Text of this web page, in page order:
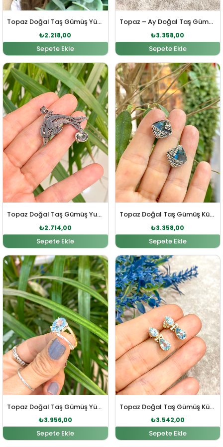
Topaz Doğal Taş Gümüş Yüzük
₺2.218,00
Sepete Ekle
Topaz – Ay Doğal Taş Gümüş Kolye Ucu
₺3.358,00
Sepete Ekle
Topaz Doğal Taş Gümüş Yunus Kolye
Orijinal fiyat: ₺2.986,00.
₺2.714,00
Şu andaki fiyat: ₺2.714,00.
Sepete Ekle
Topaz Doğal Taş Gümüş Küpe
Orijinal fiyat:
₺3.358,00
Şu andaki
Sepete Ekle
Topaz Doğal Taş Gümüş Yüzük
Orijinal fiyat: ₺4.352,00.
₺3.956,00
Şu andaki fiyat: ₺3.956,00.
Sepete Ekle
Topaz Doğal Taş Gümüş Küpe
Orijinal fiyat:
₺3.542,00
Şu andaki
Sepete Ekle